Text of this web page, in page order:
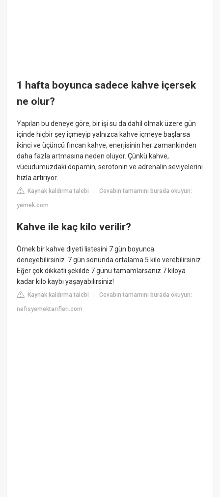
1 hafta boyunca sadece kahve içersek
ne olur?
Yapılan bu deneye göre, bir işi su da dahil olmak üzere gün
içinde hiçbir şey içmeyip yalnızca kahve içmeye başlarsa
ikinci ve üçüncü fincan kahve, enerjisinin her zamankinden
daha fazla artmasına neden oluyor. Çünkü kahve,
vücudumuzdaki dopamin, serotonin ve adrenalin seviyelerini
hızla artırıyor.
Kaynak kaldırma talebi |Cevabın tamamını burada okuyun:
yemek.com
Kahve ile kaç kilo verilir?
Örnek bir kahve diyeti listesini 7 gün boyunca
deneyebilirsiniz. 7 gün sonunda ortalama 5 kilo verebilirsiniz.
Eğer çok dikkatli şekilde 7 günü tamamlarsanız 7 kiloya
kadar kilo kaybı yaşayabilirsiniz!
Kaynak kaldırma talebi |Cevabın tamamını burada okuyun:
nefisyemektarifleri.com